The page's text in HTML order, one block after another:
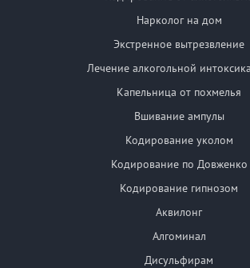
Нарколог на дом
Экстренное вытрезвление
Лечение алкогольной
Капельница от похмелья
Вшивание ампулы
Кодирование уколом
Кодирование по Довженко
Кодирование гипнозом
Аквилонг
Алгоминал
Дисульфирам